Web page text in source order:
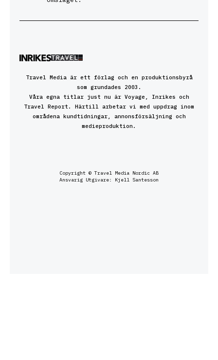
Travel Media är ett förlag och en produktionsbyrå
som grundades 2003.
Våra egna titlar just nu är Voyage, Inrikes och
Travel Report. Härtill arbetar vi med uppdrag inom
områdena kundtidningar, annonsförsäljning och
medieproduktion.
Copyright © Travel Media Nordic AB
Ansvarig Utgivare: Kjell Santesson